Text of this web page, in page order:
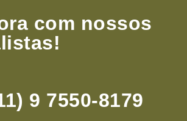
com nossos
9 7550-8179